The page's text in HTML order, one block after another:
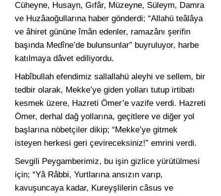
Cüheyne, Husayn, Gıfâr, Müzeyne, Süleym, Damra
ve Huzâaoğullarına haber gönderdi; “Allahü teâlâya
ve âhiret gününe îmân edenler, ramazânı şerifin
başında Medîne’de bulunsunlar” buyruluyor, harbe
katılmaya dâvet ediliyordu.
Habîbullah efendimiz sallallahü aleyhi ve sellem, bir
tedbir olarak, Mekke’ye giden yolları tutup irtibatı
kesmek üzere, Hazreti Ömer’e vazife verdi. Hazreti
Ömer, derhal dağ yollarına, geçitlere ve diğer yol
başlarına nöbetçiler dikip; “Mekke’ye gitmek
isteyen herkesi geri çevireceksiniz!” emrini verdi.
Sevgili Peygamberimiz, bu işin gizlice yürütülmesi
için; “Yâ Râbbi, Yurtlarına ansızın varıp,
kavuşuncaya kadar, Kureyşlilerin câsus ve